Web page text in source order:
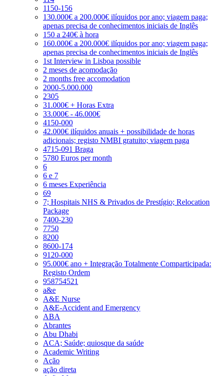
1150-156
130.000€ a 200.000€ ilíquidos por ano; viagem paga;
apenas precisa de conhecimentos iniciais de Inglês
150 a 240€ à hora
160.000€ a 200.000€ ilíquidos por ano; viagem paga;
apenas precisa de conhecimentos iniciais de Inglês
1st Interview in Lisboa possible
2 meses de acomodação
2 months free accomodation
2000-5.000.000
2305
31.000€ + Horas Extra
33.000€ - 46.000€
4150-000
42.000€ ilíquidos anuais + possibilidade de horas
adicionais; registo NMBI gratuito; viagem paga
4715-091 Braga
5780 Euros per month
6
6 e 7
6 meses Experiência
69
7; Hospitais NHS & Privados de Prestígio; Relocation
Package
7400-230
7750
8200
8600-174
9120-000
95.000€ ano + Integração Totalmente Comparticipada:
Registo Ordem
958754521
a&e
A&E Nurse
A&E-Accident and Emergency
ABA
Abrantes
Abu Dhabi
ACA; Saúde; quiosque da saúde
Academic Writing
Ação
ação direta